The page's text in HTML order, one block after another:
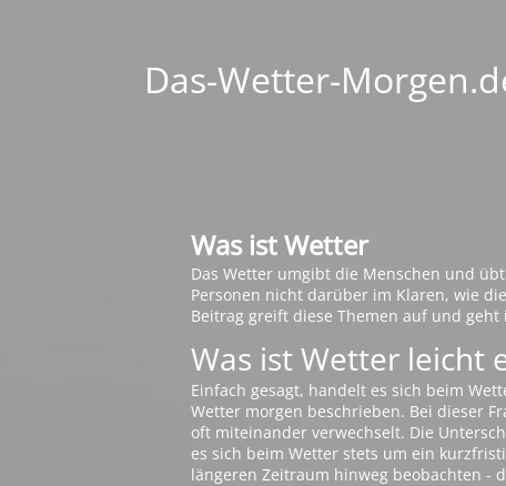
Das-Wetter-
Was ist Wetter
Das Wetter umgibt die Menschen und
Personen nicht darüber im Klaren, wie
Beitrag greift diese Themen auf und
Was ist Wetter leicht
Einfach gesagt, handelt es sich beim
Wetter morgen beschrieben. Bei dieser
oft miteinander verwechselt. Die
es sich beim Wetter stets um ein
längeren Zeitraum hinweg beobachten -